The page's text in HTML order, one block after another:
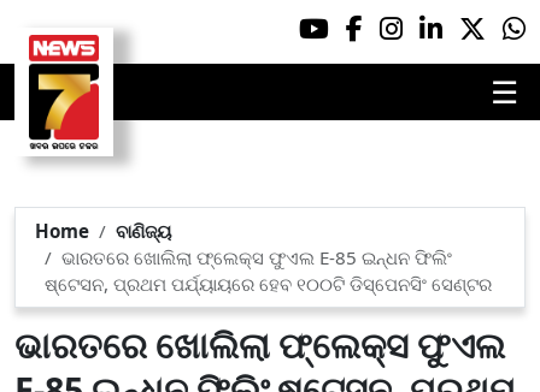
☰
Home
ବାଣିଜ୍ୟ
ଭାରତରେ ଖୋଲିଲା ଫ୍ଲେକ୍ସ ଫୁଏଲ E-85 ଇନ୍ଧନ ଫିଲିଂ
ଷ୍ଟେସନ, ପ୍ରଥମ ପର୍ଯ୍ୟାୟରେ ହେବ ୧୦୦ଟି ଡିସ୍ପେନସିଂ ସେଣ୍ଟର
ଭାରତରେ ଖୋଲିଲା ଫ୍ଲେକ୍ସ ଫୁଏଲ